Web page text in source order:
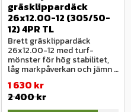
gräsklippardäck
26x12.00-12 (305/50-
12) 4PR TL
Brett gräsklippardäck
26x12.00-12 med turf-
mönster för hög stabilitet,
låg markpåverkan och jämn
1 630 kr
2 400kr